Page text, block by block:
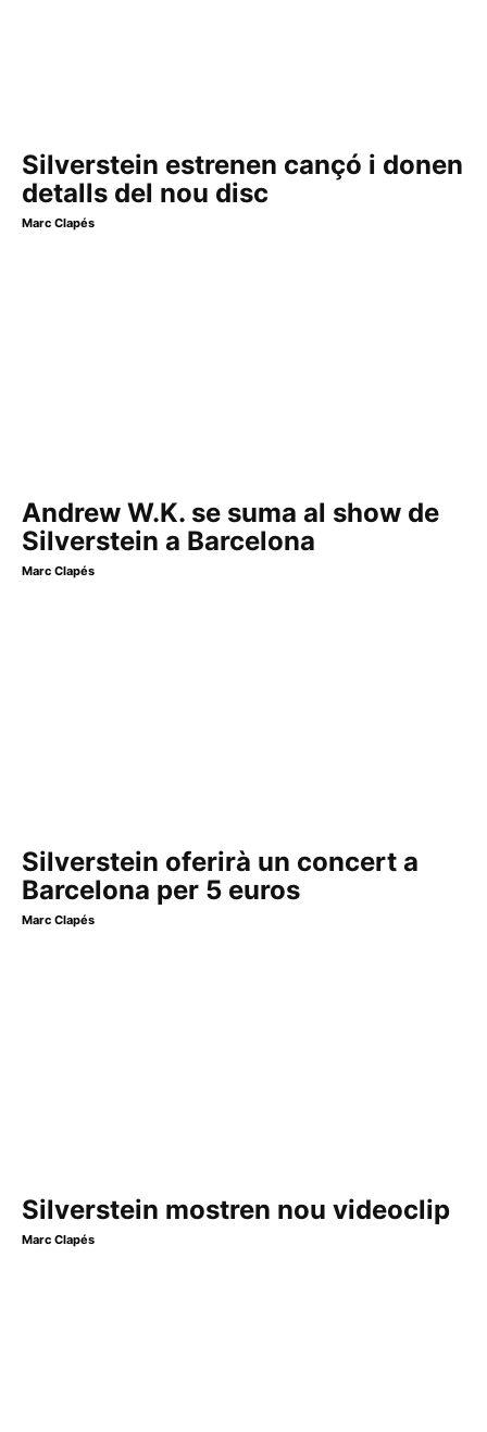
Silverstein estrenen cançó i donen
detalls del nou disc
Marc Clapés
Andrew W.K. se suma al show de
Silverstein a Barcelona
Marc Clapés
Silverstein oferirà un concert a
Barcelona per 5 euros
Marc Clapés
Silverstein mostren nou videoclip
Marc Clapés